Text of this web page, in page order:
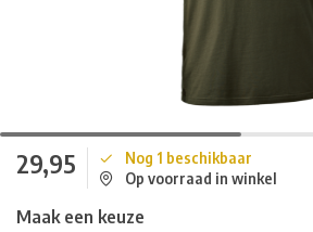
29,95
Nog 1 beschikbaar
Op voorraad in winkel
Maak een keuze